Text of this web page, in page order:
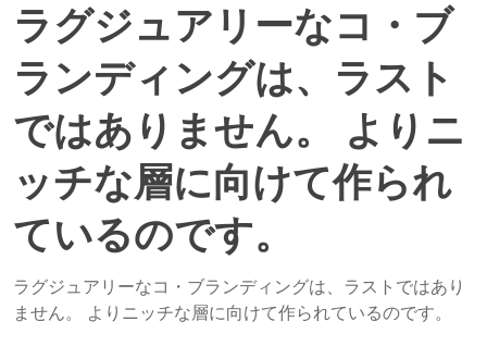
ラグジュアリーなコ・ブ
ランディングは、ラスト
ではありません。 よりニ
ッチな層に向けて作られ
ているのです。
ラグジュアリーなコ・ブランディングは、ラストではあり
ません。 よりニッチな層に向けて作られているのです。